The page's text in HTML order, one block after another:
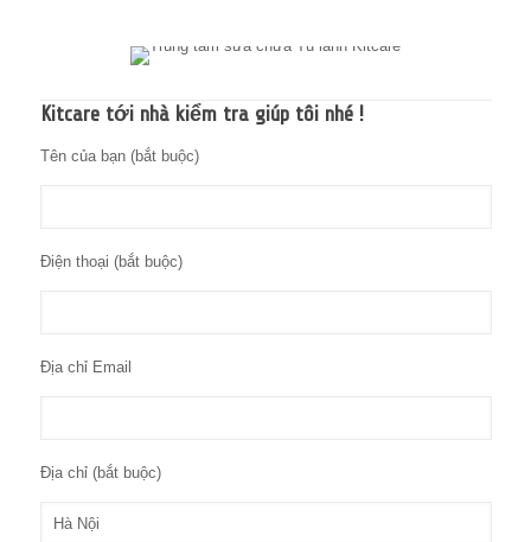
Kitcare tới nhà kiểm tra giúp tôi nhé !
Tên của bạn (bắt buộc)
Điện thoại (bắt buộc)
Địa chỉ Email
Địa chỉ (bắt buộc)